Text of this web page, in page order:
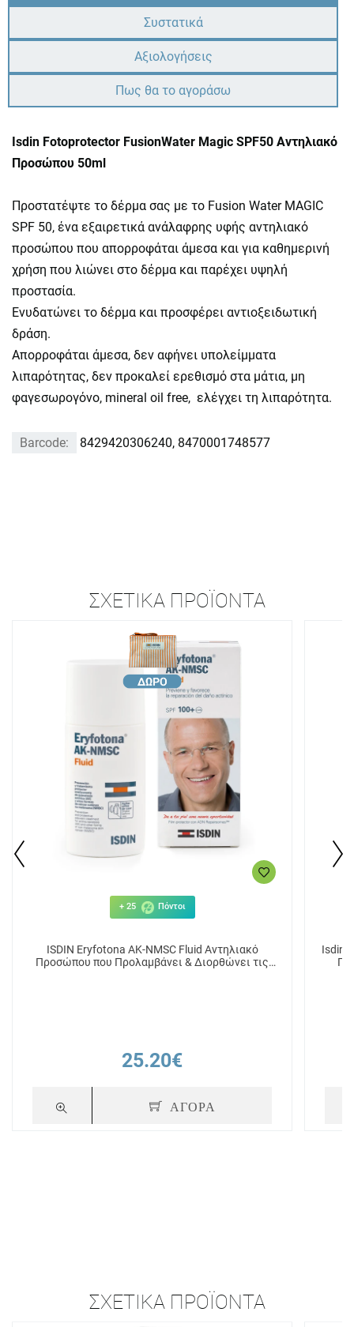
Συστατικά
Αξιολογήσεις
Πως θα το αγοράσω
Isdin Fotoprotector FusionWater Magic SPF50 Αντηλιακό
Προσώπου 50ml
Προστατέψτε το δέρμα σας με το Fusion Water MAGIC
SPF 50, ένα εξαιρετικά ανάλαφρης υφής αντηλιακό
προσώπου που απορροφάται άμεσα και για καθημερινή
χρήση που λιώνει στο δέρμα και παρέχει υψηλή
προστασία.
Ενυδατώνει το δέρμα και προσφέρει αντιοξειδωτική
δράση.
Απορροφάται άμεσα, δεν αφήνει υπολείμματα
λιπαρότητας, δεν προκαλεί ερεθισμό στα μάτια, μη
φαγεσωρογόνο, mineral oil free, ελέγχει τη λιπαρότητα.
Barcode: 8429420306240, 8470001748577
ΣΧΕΤΙΚΆ ΠΡΟΪΌΝΤΑ
+ 25 Πόντοι
ISDIN Eryfotona AK-NMSC Fluid Αντηλιακό
Προσώπου που Προλαμβάνει & Διορθώνει τις
25.20€
ΑΓΟΡΑ
Isdin
ΣΧΕΤΙΚΆ ΠΡΟΪΌΝΤΑ